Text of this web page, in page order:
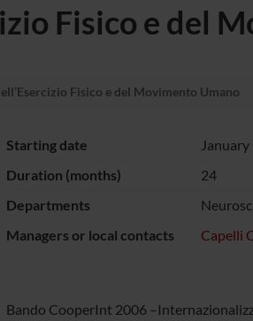
Fisico e del
Fisico e del Movimento Umano
Starting date
Duration (months)
24
Departments
Managers or local contacts
Capelli
Bando CooperInt 2006